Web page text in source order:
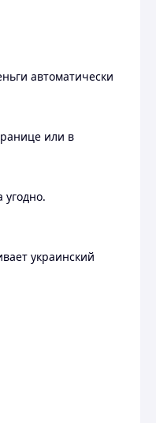
автоматически
или в
угодно.
украинский